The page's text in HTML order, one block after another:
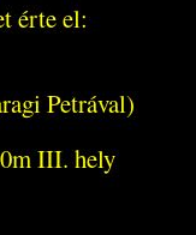
érte el:
Petrával)
III. hely